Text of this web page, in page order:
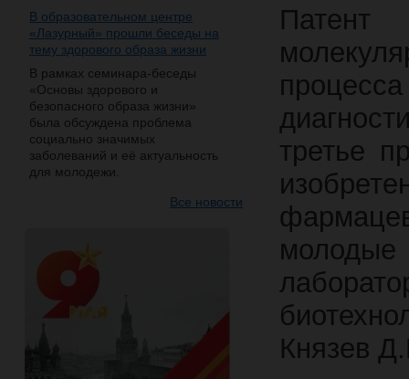
В образовательном центре
«Лазурный» прошли беседы на
тему здорового образа жизни
В рамках семинара-беседы
«Основы здорового и
безопасного образа жизни»
была обсуждена проблема
социально значимых
заболеваний и её актуальность
для молодежи.
Все новости
третье
Князев